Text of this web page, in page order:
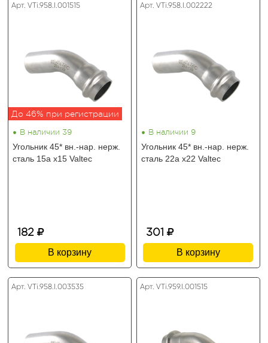
Арт. VTi.958.I.001515
До 46% при регистрации
• В наличии 39
Угольник 45* вн.-нар. нерж.
сталь 15а х15 Valtec
182
В корзину
Арт. VTi.958.I.002222
• В наличии 9
Угольник 45* вн.-нар. нерж.
сталь 22а х22 Valtec
301
В корзину
Арт. VTi.958.I.003535 Арт. VTi.959.I.001515